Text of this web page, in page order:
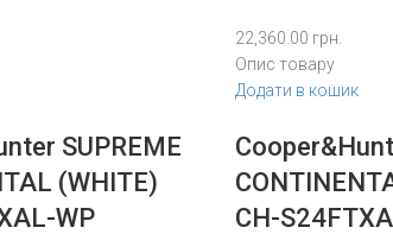
22,360.00 грн.
Опис товару
Додати в кошик
SUPREME
(WHITE)
WP
CH-